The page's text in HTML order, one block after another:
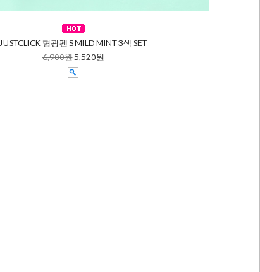
JUSTCLICK 형광펜 S MILD MINT 3색 SET
6,900원5,520원